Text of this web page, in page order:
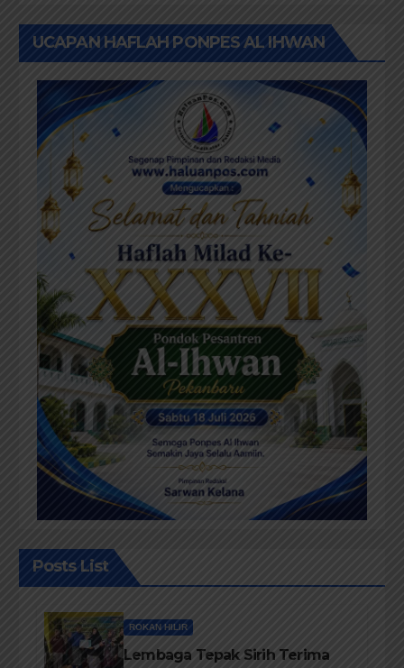
UCAPAN HAFLAH PONPES AL IHWAN
Posts List
ROKAN HILIR
Lembaga Tepak Sirih Terima